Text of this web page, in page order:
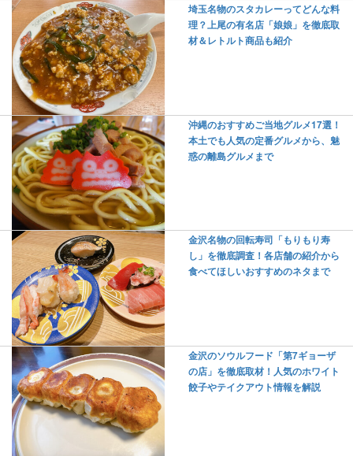
埼玉名物のスタカレーってどんな料
理？上尾の有名店「娘娘」を徹底取
材＆レトルト商品も紹介
沖縄のおすすめご当地グルメ17選！
本土でも人気の定番グルメから、魅
惑の離島グルメまで
金沢名物の回転寿司「もりもり寿
し」を徹底調査！各店舗の紹介から
食べてほしいおすすめのネタまで
金沢のソウルフード「第7ギョーザ
の店」を徹底取材！人気のホワイト
餃子やテイクアウト情報を解説